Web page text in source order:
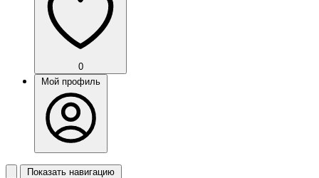
0
Мой профиль
Показать навигацию